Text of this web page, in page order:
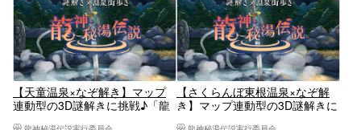
【天童温泉×なぞ解き】マップ
連動型の3D謎解きに挑戦♪「龍
【さくらんぼ東根温泉×なぞ解
き】マップ連動型の3D謎解きに